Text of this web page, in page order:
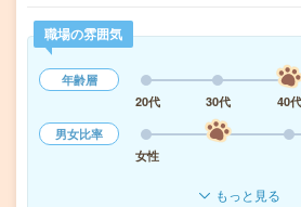
職場の雰囲気
年齢層
20代
30代 40代
男女比率
女性
もっと見る